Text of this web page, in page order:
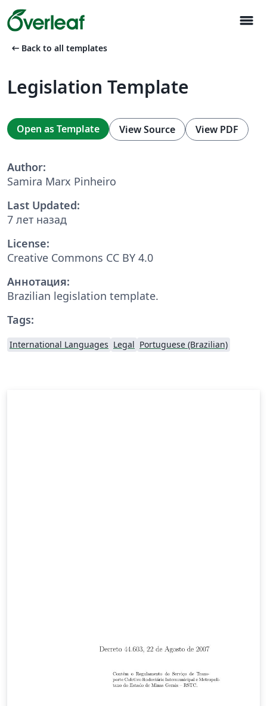
menu
arrow_left_alt Back to all templates
Legislation Template
Open as Template View Source View PDF
Author:
Samira Marx Pinheiro
Last Updated:
7 лет назад
License:
Creative Commons CC BY 4.0
Аннотация:
Brazilian legislation template.
Tags:
International Languages Legal Portuguese (Brazilian)